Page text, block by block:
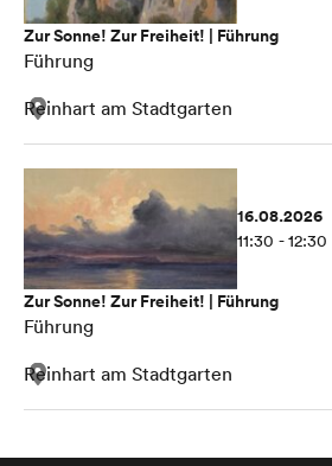
Zur Sonne! Zur Freiheit! | Führung
Führung
Reinhart am Stadtgarten
16.08.2026
11:30 - 12:30
Zur Sonne! Zur Freiheit! | Führung
Führung
Reinhart am Stadtgarten